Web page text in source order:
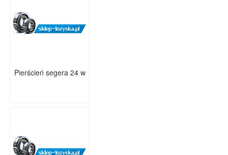
Pierścień segera 24 w